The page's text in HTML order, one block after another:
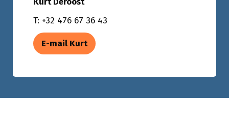
T: +32 476 67 36 43
E-mail Kurt